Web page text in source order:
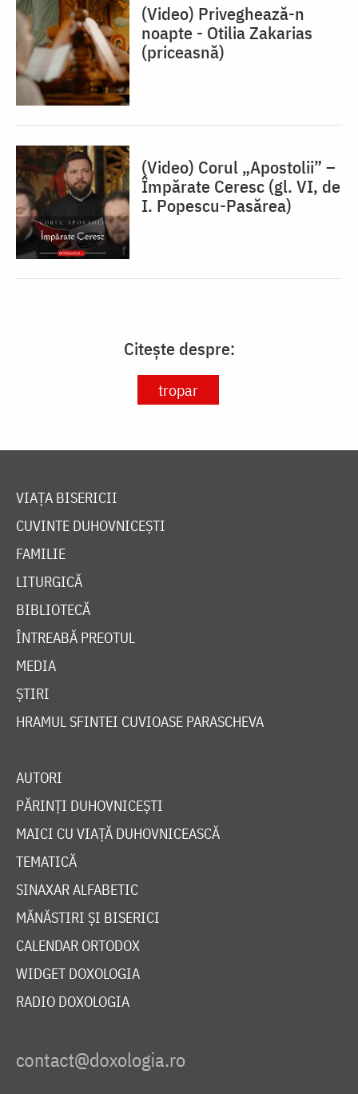
(Video) Priveghează-n
noapte - Otilia Zakarias
(priceasnă)
(Video) Corul „Apostolii” –
⁠Împărate Ceresc (gl. VI, de
I. Popescu-Pasărea)
Citește despre:
tropar
VIAȚA BISERICII
CUVINTE DUHOVNICEȘTI
FAMILIE
LITURGICĂ
BIBLIOTECĂ
ÎNTREABĂ PREOTUL
MEDIA
ȘTIRI
HRAMUL SFINTEI CUVIOASE PARASCHEVA
AUTORI
PĂRINȚI DUHOVNICEȘTI
MAICI CU VIAȚĂ DUHOVNICEASCĂ
TEMATICĂ
SINAXAR ALFABETIC
MĂNĂSTIRI ȘI BISERICI
CALENDAR ORTODOX
WIDGET DOXOLOGIA
RADIO DOXOLOGIA